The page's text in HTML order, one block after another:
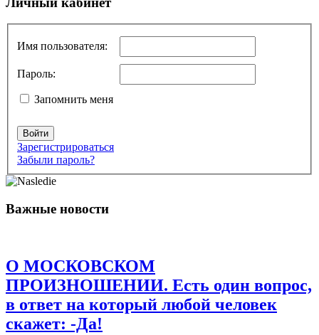
Ваш адрес email не будет опубликован. Обязательные поля
помечены*
Имя*
Сайт
Сохранить моё имя, email и адрес сайта в этом браузере для
последующих моих комментариев.
Имя пользователя:
Пароль:
Запомнить меня
Войти
Зарегистрироваться
Забыли пароль?
Важные новости
О МОСКОВСКОМ
ПРОИЗНОШЕНИИ. Есть один вопрос,
в ответ на который любой человек
скажет: -Да!